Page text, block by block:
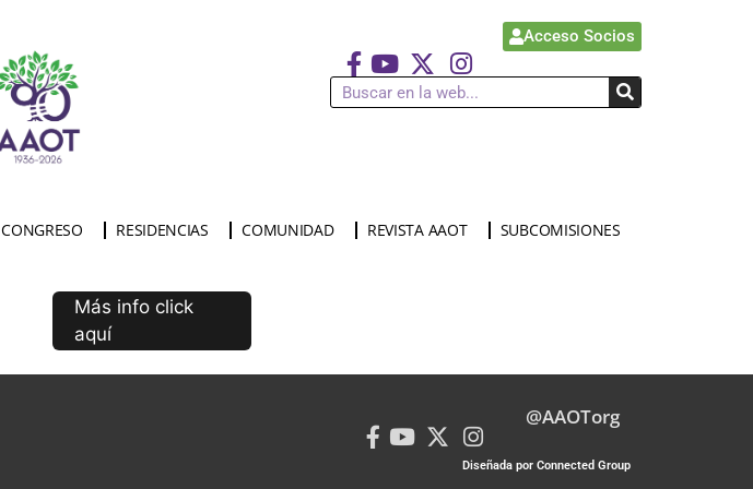
Acceso Socios
CONGRESO RESIDENCIAS COMUNIDAD REVISTA AAOT SUBCOMISIONES
Más info click
aquí
@AAOTorg
Diseñada por Connected Group